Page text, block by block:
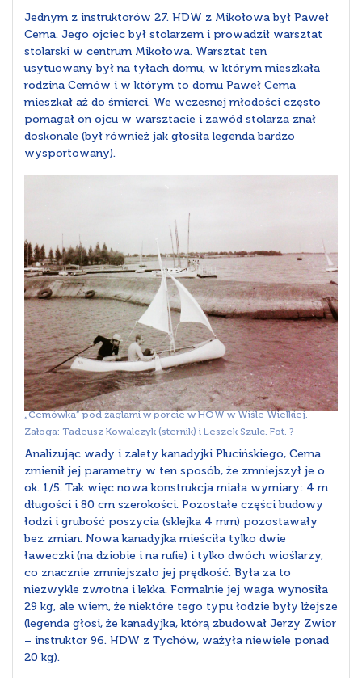
Jednym z instruktorów 27. HDW z Mikołowa był Paweł
Cema. Jego ojciec był stolarzem i prowadził warsztat
stolarski w centrum Mikołowa. Warsztat ten
usytuowany był na tyłach domu, w którym mieszkała
rodzina Cemów i w którym to domu Paweł Cema
mieszkał aż do śmierci. We wczesnej młodości często
pomagał on ojcu w warsztacie i zawód stolarza znał
doskonale (był również jak głosiła legenda bardzo
wysportowany).
„Cemówka” pod żaglami w porcie w HOW w Wiśle Wielkiej.
Załoga: Tadeusz Kowalczyk (sternik) i Leszek Szulc. Fot. ?
Analizując wady i zalety kanadyjki Plucińskiego, Cema
zmienił jej parametry w ten sposób, że zmniejszył je o
ok. 1/5. Tak więc nowa konstrukcja miała wymiary: 4 m
długości i 80 cm szerokości. Pozostałe części budowy
łodzi i grubość poszycia (sklejka 4 mm) pozostawały
bez zmian. Nowa kanadyjka mieściła tylko dwie
ławeczki (na dziobie i na rufie) i tylko dwóch wioślarzy,
co znacznie zmniejszało jej prędkość. Była za to
niezwykle zwrotna i lekka. Formalnie jej waga wynosiła
29 kg, ale wiem, że niektóre tego typu łodzie były lżejsze
(legenda głosi, że kanadyjka, którą zbudował Jerzy Zwior
– instruktor 96. HDW z Tychów, ważyła niewiele ponad
20 kg).